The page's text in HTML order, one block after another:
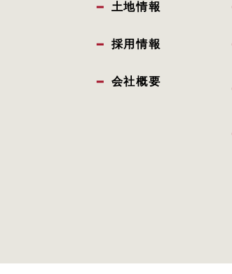
土地情報
採用情報
会社概要